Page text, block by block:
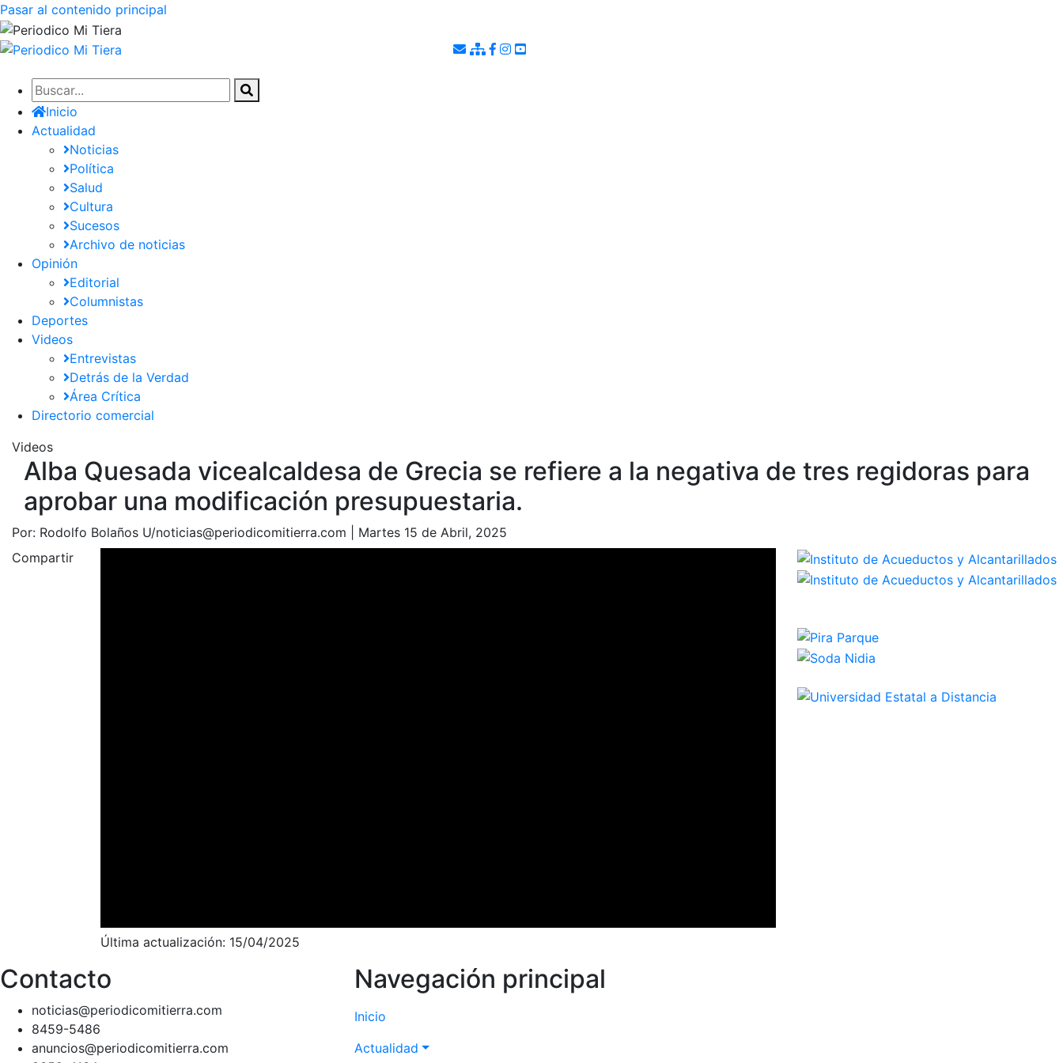
Pasar al contenido principal
Inicio
Actualidad
Noticias
Política
Salud
Cultura
Sucesos
Archivo de noticias
Opinión
Editorial
Columnistas
Deportes
Videos
Entrevistas
Detrás de la Verdad
Área Crítica
Directorio comercial
Videos
Alba Quesada vicealcaldesa de Grecia se refiere a la negativa de tres regidoras para
aprobar una modificación presupuestaria.
Por: Rodolfo Bolaños U/noticias@periodicomitierra.com | Martes 15 de Abril, 2025
Compartir
Última actualización: 15/04/2025
Contacto
noticias@periodicomitierra.com
8459-5486
anuncios@periodicomitierra.com
Navegación principal
Inicio
Actualidad